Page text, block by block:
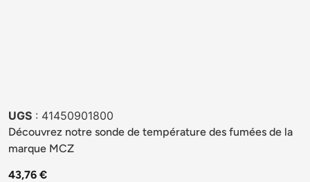
UGS : 41450901800
Découvrez notre sonde de température des fumées de la
marque MCZ
43,76 €